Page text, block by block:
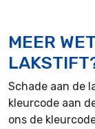
MEER
Schade aan de
kleurcode aan
ons de